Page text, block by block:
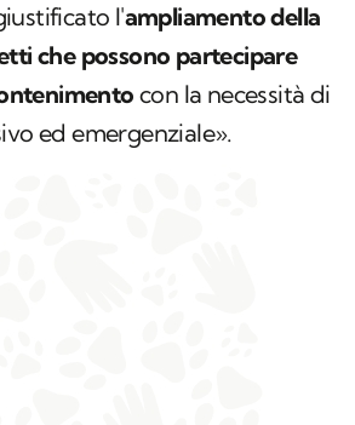
l'ampliamento della
che possono partecipare
con la necessità di
ed emergenziale».